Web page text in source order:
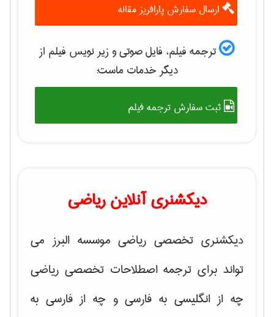
ارسال سفارش پارافریز مقاله
ترجمه فیلم، فایل صوتی و زیر نویس فیلم از
دیگر خدمات ماست:
ثبت سفارش ترجمه فیلم
دیکشنری آنلاین ریاضی
دیکشنری تخصصی ریاضی موسسه البرز می
تواند برای ترجمه اصطلاحات تخصصی ریاضی
چه از انگلیسی به فارسی و چه از فارسی به